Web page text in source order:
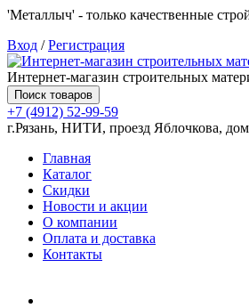
'Металлыч' - только качественные
Вход /Регистрация
Интернет-магазин строительных
Поиск товаров
+7 (4912) 52-99-59
г.Рязань, НИТИ, проезд Яблочкова,
Главная
Каталог
Скидки
Новости и акции
О компании
Оплата и доставка
Контакты